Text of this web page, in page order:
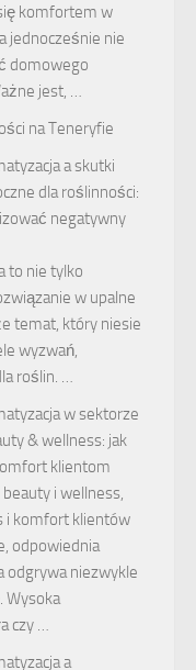
komfortem w
jednocześnie nie
domowego
jest, …
na Teneryfie
a skutki
dla roślinności:
negatywny
to nie tylko
w upalne
temat, który niesie
wyzwań,
roślin. …
w sektorze
& wellness: jak
klientom
i wellness,
i komfort klientów
odpowiednia
odgrywa niezwykle
Wysoka
czy …
a